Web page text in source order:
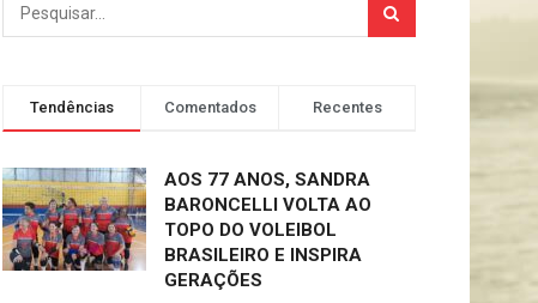
Tendências Comentados Recentes
AOS 77 ANOS, SANDRA
BARONCELLI VOLTA AO
TOPO DO VOLEIBOL
BRASILEIRO E INSPIRA
GERAÇÕES